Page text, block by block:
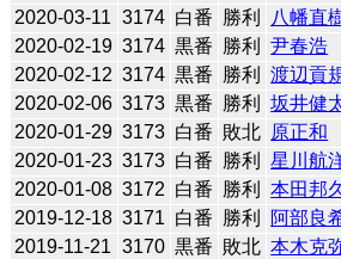
2020-03-11 3174 白番 勝利 八幡直
2020-02-19 3174 黒番 勝利 尹春浩
2020-02-12 3174 黒番 勝利 渡辺貢
2020-02-06 3173 黒番 勝利 坂井健
2020-01-29 3173 白番 敗北 原正和
2020-01-23 3173 白番 勝利 星川航
2020-01-08 3172 白番 勝利 本田邦久
2019-12-18 3171 白番 勝利 阿部良
2019-11-21 3170 黒番 敗北 本木克